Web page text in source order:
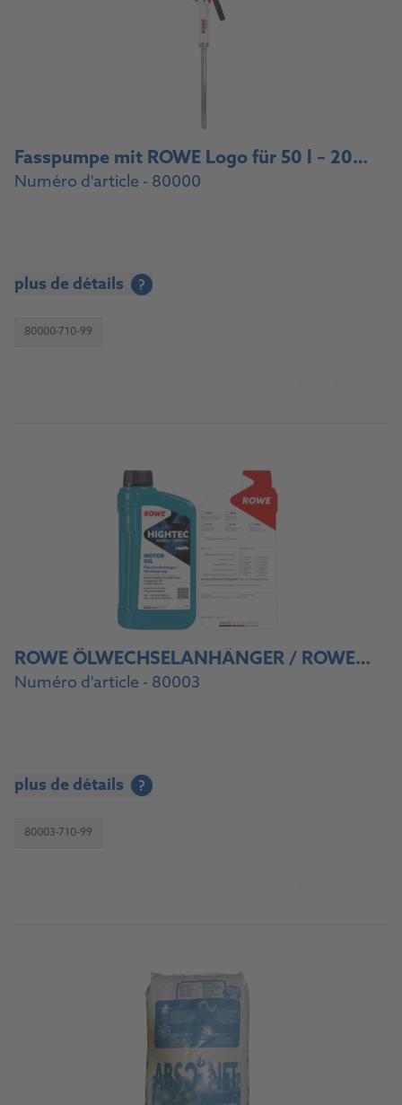
Fasspumpe mit ROWE Logo für 50 l – 200 l Fässer, Anschlussgewinde 2‘‘ / Drum pump with ROWE logo for 50 l – 200 l drums, 2‘‘ connection thread
Numéro d'article - 80000
plus de détails ?
80000-710-99
ROWE ÖLWECHSELANHÄNGER / ROWE OIL CHANGE STICKER
Numéro d'article - 80003
plus de détails ?
80003-710-99